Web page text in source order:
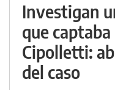
Investigan
que
Cipolletti:
del caso